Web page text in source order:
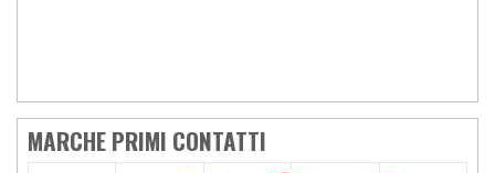
MARCHE PRIMI CONTATTI